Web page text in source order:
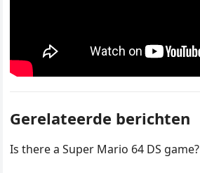
Gerelateerde berichten
Is there a Super Mario 64 DS game?